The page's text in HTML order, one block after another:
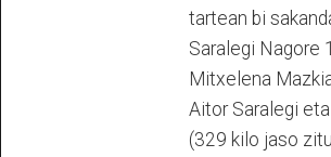
tartean bi
Saralegi Nagore
Mitxelena
Aitor Saralegi
(329 kilo jaso